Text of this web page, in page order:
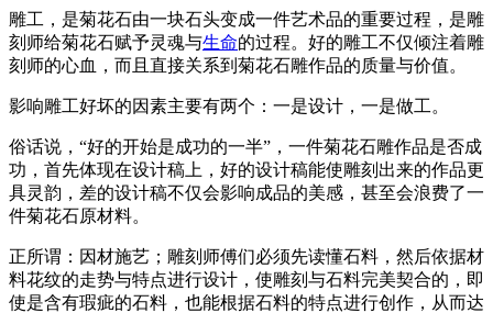
雕工，是菊花石由一块石头变成一件艺术品的重要过程，是雕
刻师给菊花石赋予灵魂与生命的过程。好的雕工不仅倾注着雕
刻师的心血，而且直接关系到菊花石雕作品的质量与价值。
影响雕工好坏的因素主要有两个：一是设计，一是做工。
俗话说，“好的开始是成功的一半”，一件菊花石雕作品是否成
功，首先体现在设计稿上，好的设计稿能使雕刻出来的作品更
具灵韵，差的设计稿不仅会影响成品的美感，甚至会浪费了一
件菊花石原材料。
正所谓：因材施艺；雕刻师傅们必须先读懂石料，然后依据材
料花纹的走势与特点进行设计，使雕刻与石料完美契合的，即
使是含有瑕疵的石料，也能根据石料的特点进行创作，从而达